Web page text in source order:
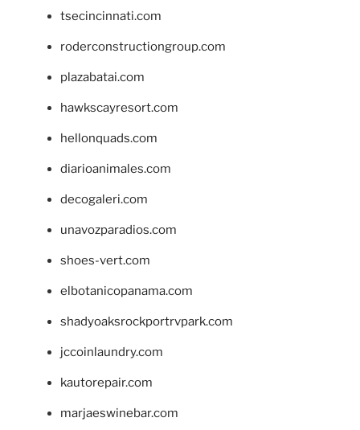
tsecincinnati.com
roderconstructiongroup.com
plazabatai.com
hawkscayresort.com
hellonquads.com
diarioanimales.com
decogaleri.com
unavozparadios.com
shoes-vert.com
elbotanicopanama.com
shadyoaksrockportrvpark.com
jccoinlaundry.com
kautorepair.com
marjaeswinebar.com